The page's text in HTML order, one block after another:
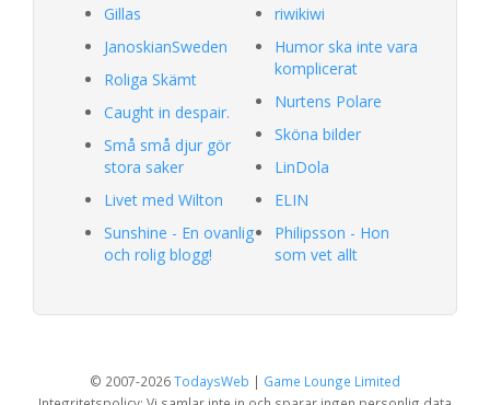
Gillas
JanoskianSweden
Roliga Skämt
Caught in despair.
Små små djur gör
stora saker
Livet med Wilton
Sunshine - En ovanlig
och rolig blogg!
riwikiwi
Humor ska inte vara
komplicerat
Nurtens Polare
Sköna bilder
LinDola
ELIN
Philipsson - Hon
som vet allt
© 2007-2026TodaysWeb | Game Lounge Limited